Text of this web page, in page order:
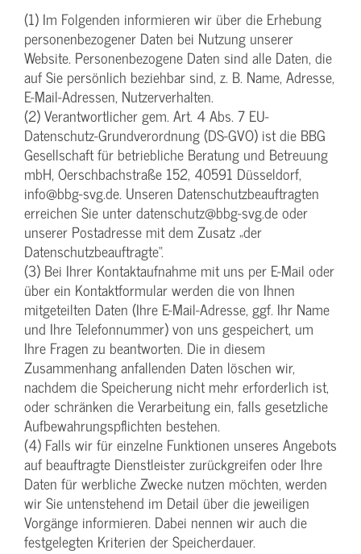
(1) Im Folgenden informieren wir über die Erhebung
personenbezogener Daten bei Nutzung unserer
Website. Personenbezogene Daten sind alle Daten, die
auf Sie persönlich beziehbar sind, z. B. Name, Adresse,
E-Mail-Adressen, Nutzerverhalten.
(2) Verantwortlicher gem. Art. 4 Abs. 7 EU-
Datenschutz-Grundverordnung (DS-GVO) ist die BBG
Gesellschaft für betriebliche Beratung und Betreuung
mbH, Oerschbachstraße 152, 40591 Düsseldorf,
info@bbg-svg.de. Unseren Datenschutzbeauftragten
erreichen Sie unter datenschutz@bbg-svg.de oder
unserer Postadresse mit dem Zusatz „der
Datenschutzbeauftragte“.
(3) Bei Ihrer Kontaktaufnahme mit uns per E-Mail oder
über ein Kontaktformular werden die von Ihnen
mitgeteilten Daten (Ihre E-Mail-Adresse, ggf. Ihr Name
und Ihre Telefonnummer) von uns gespeichert, um
Ihre Fragen zu beantworten. Die in diesem
Zusammenhang anfallenden Daten löschen wir,
nachdem die Speicherung nicht mehr erforderlich ist,
oder schränken die Verarbeitung ein, falls gesetzliche
Aufbewahrungspflichten bestehen.
(4) Falls wir für einzelne Funktionen unseres Angebots
auf beauftragte Dienstleister zurückgreifen oder Ihre
Daten für werbliche Zwecke nutzen möchten, werden
wir Sie untenstehend im Detail über die jeweiligen
Vorgänge informieren. Dabei nennen wir auch die
festgelegten Kriterien der Speicherdauer.